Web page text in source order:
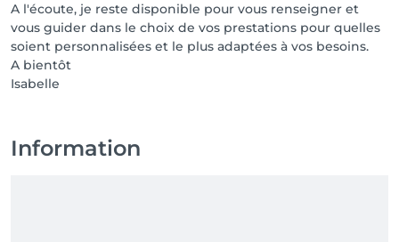
A l'écoute, je reste disponible pour vous renseigner et
vous guider dans le choix de vos prestations pour quelles
soient personnalisées et le plus adaptées à vos besoins.
A bientôt
Isabelle
Information